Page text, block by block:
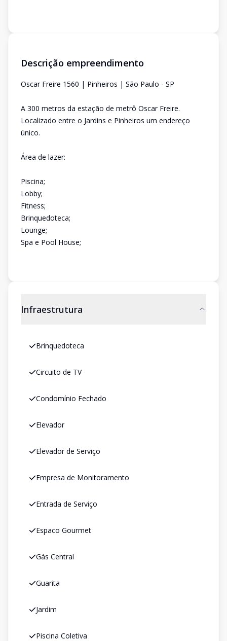
Descrição empreendimento
Oscar Freire 1560 | Pinheiros | São Paulo - SP
A 300 metros da estação de metrô Oscar Freire.
Localizado entre o Jardins e Pinheiros um endereço
único.
Área de lazer:
Piscina;
Lobby;
Fitness;
Brinquedoteca;
Lounge;
Spa e Pool House;
Infraestrutura
Brinquedoteca
Circuito de TV
Condomínio Fechado
Elevador
Elevador de Serviço
Empresa de Monitoramento
Entrada de Serviço
Espaco Gourmet
Gás Central
Guarita
Jardim
Piscina Coletiva